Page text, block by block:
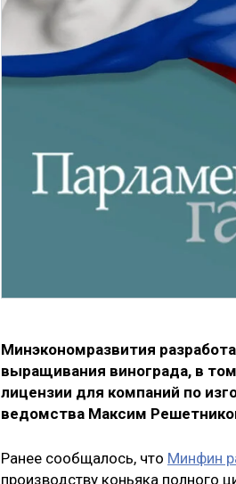
Минэкономразвития
выращивания винограда, в
лицензии для компаний по
ведомства Максим
Ранее сообщалось, что Минфин
производству коньяка полного